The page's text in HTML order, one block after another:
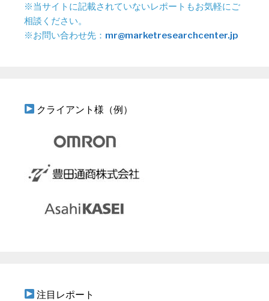
※当サイトに記載されていないレポートもお気軽にご
相談ください。
※お問い合わせ先： mr@marketresearchcenter.jp
クライアント様（例）
注目レポート